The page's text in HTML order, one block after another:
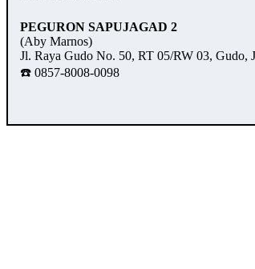
PEGURON SAPUJAGAD 2
(Aby Marnos)
Jl. Raya Gudo No. 50, RT 05/RW 03, Gudo,
☎️ 0857-8008-0098